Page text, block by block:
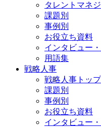
タレントマネ
課題別
事例別
お役立ち資料
インタビュー
用語集
戦略人事
戦略人事トップ
課題別
事例別
お役立ち資料
インタビュー